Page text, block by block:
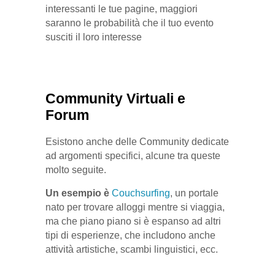
interessanti le tue pagine, maggiori
saranno le probabilità che il tuo evento
susciti il loro interesse
Community Virtuali e
Forum
Esistono anche delle Community dedicate
ad argomenti specifici, alcune tra queste
molto seguite.
Un esempio è Couchsurfing, un portale
nato per trovare alloggi mentre si viaggia,
ma che piano piano si è espanso ad altri
tipi di esperienze, che includono anche
attività artistiche, scambi linguistici, ecc.